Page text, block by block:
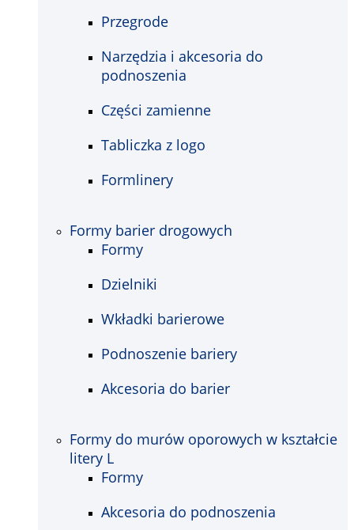
Przegrode
Narzędzia i akcesoria do
podnoszenia
Części zamienne
Tabliczka z logo
Formlinery
Formy barier drogowych
Formy
Dzielniki
Wkładki barierowe
Podnoszenie bariery
Akcesoria do barier
Formy do murów oporowych w kształcie
litery L
Formy
Akcesoria do podnoszenia